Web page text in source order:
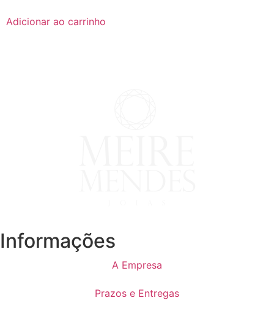
Adicionar ao carrinho
Informações
A Empresa
Prazos e Entregas